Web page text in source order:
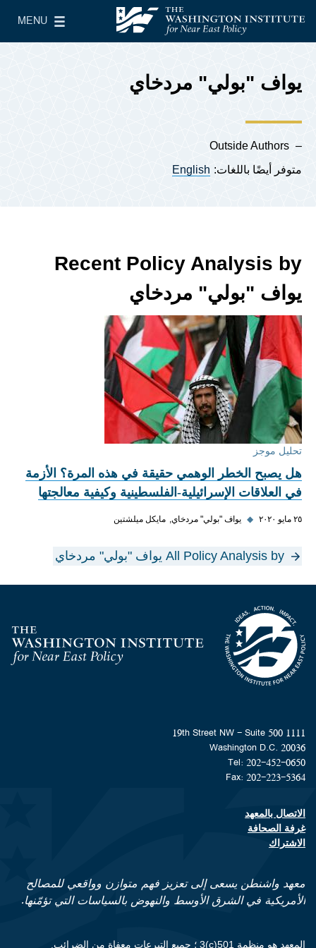
معهد واشنطن لسياسات الشرق الأدنى
MENU
Main Menu
يواف "بولي" مردخاي
Outside Authors
متوفر أيضًا باللغات: English
Recent Policy Analysis by
يواف "بولي" مردخاي
تحليل موجز
هل يصبح الخطر الوهمي حقيقة في هذه المرة؟ الأزمة
في العلاقات الإسرائيلية-الفلسطينية وكيفية معالجتها
٢٥ مايو ٢٠٢٠ ◆ يواف "بولي" مردخاي مايكل ميلشتين
All Policy Analysis by يواف "بولي" مردخاي
Homepage
1111 19th Street NW - Suite 500
Washington D.C. 20036
Tel: 202-452-0650
Fax: 202-223-5364
Footer contact links
الاتصال بالمعهد
غرفة الصحافة
الاشتراك
معهد واشنطن يسعى إلى تعزيز فهم متوازن وواقعي للمصالح
الأمريكية في الشرق الأوسط والنهوض بالسياسات التي تؤمّنها.
المعهد هو منظمة 501(c)3 ؛ جميع التبرعات معفاة من الضرائب.